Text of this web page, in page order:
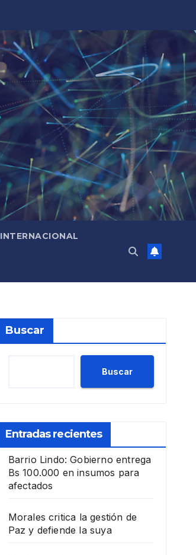
INTERNACIONAL
Buscar
Buscar
Entradas recientes
Barrio Lindo: Gobierno entrega
Bs 100.000 en insumos para
afectados
Morales critica la gestión de
Paz y defiende la suya